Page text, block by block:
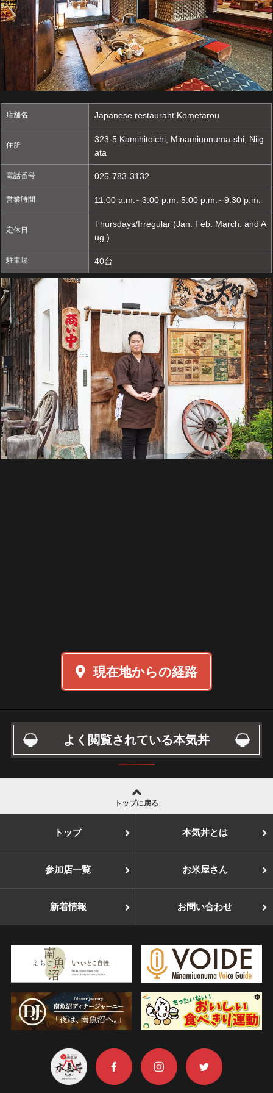
店舗名 Japanese restaurant Kometarou
住所
323-5 Kamihitoichi, Minamiuonuma-shi, Niig
ata
電話番号 025-783-3132
営業時間 11:00 a.m.∼3:00 p.m. 5:00 p.m.∼9:30 p.m.
定休日
Thursdays/Irregular (Jan. Feb. March. and A
ug.)
駐車場 40台
現在地からの経路
よく閲覧されている本気丼
トップに戻る
トップ 本気丼とは
参加店一覧 お米屋さん
新着情報 お問い合わせ